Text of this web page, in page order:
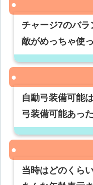
チャージ7のバ
敵がめっちゃ使
自動弓装備可能
弓装備可能あっ
当時はどのくら